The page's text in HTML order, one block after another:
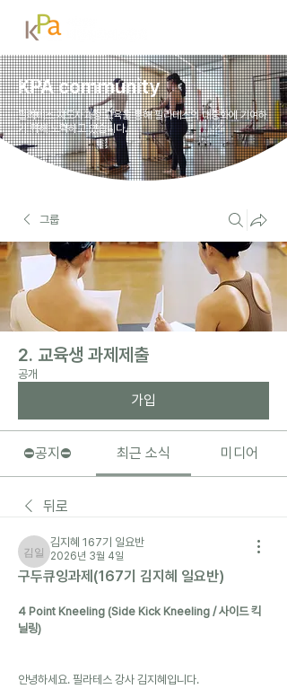
KPA community
필라테스 지도자과정 교육을 통해 필라테스의 대중화에 기여하
기 위해 노력하고 있습니다.
그룹
2. 교육생 과제제출
공개
가입
⛔️공지⛔️ 최근 소식 미디어
뒤로
김지혜 167기 일요반
김지혜 167기 일요반
2026년 3월 4일
구두큐잉과제(167기 김지혜 일요반)
4 Point Kneeling (Side Kick Kneeling / 사이드 킥
닐링)
안녕하세요. 필라테스 강사 김지혜입니다.